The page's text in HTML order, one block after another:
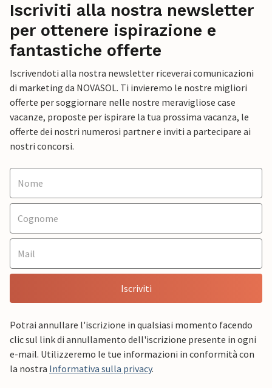
Iscriviti alla nostra newsletter
per ottenere ispirazione e
fantastiche offerte
Iscrivendoti alla nostra newsletter riceverai comunicazioni
di marketing da NOVASOL. Ti invieremo le nostre migliori
offerte per soggiornare nelle nostre meravigliose case
vacanze, proposte per ispirare la tua prossima vacanza, le
offerte dei nostri numerosi partner e inviti a partecipare ai
nostri concorsi.
Iscriviti
Potrai annullare l'iscrizione in qualsiasi momento facendo
clic sul link di annullamento dell'iscrizione presente in ogni
e-mail. Utilizzeremo le tue informazioni in conformità con
la nostra Informativa sulla privacy.